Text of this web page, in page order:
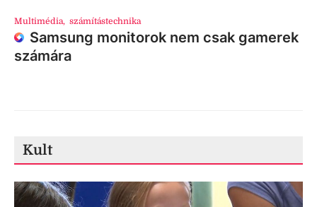
Multimédia, számítástechnika
Samsung monitorok nem csak gamerek
számára
Kult